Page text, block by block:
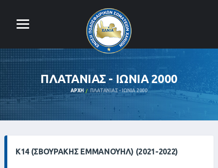
ΠΛΑΤΑΝΙΑΣ - ΙΩΝΙΑ 2000
ΑΡΧΉ ΠΛΑΤΑΝΙΑΣ - ΙΩΝΙΑ 2000
Κ14 (ΣΒΟΥΡΆΚΗΣ ΕΜΜΑΝΟΥΉΛ) (2021-2022)